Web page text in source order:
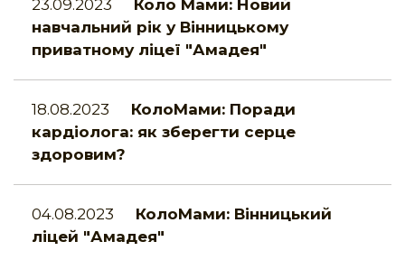
23.09.2023
Коло Мами: Новий
навчальний рік у Вінницькому
приватному ліцеї "Амадея"
18.08.2023
КолоМами: Поради
кардіолога: як зберегти серце
здоровим?
04.08.2023
КолоМами: Вінницький
ліцей "Амадея"